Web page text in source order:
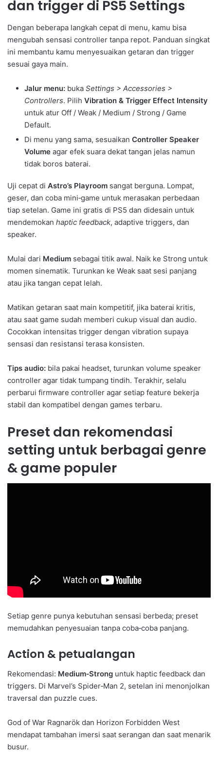
dan trigger di PS5 Settings
Dengan beberapa langkah cepat di menu, kamu bisa
mengubah sensasi controller tanpa repot. Panduan singkat
ini membantu kamu menyesuaikan getaran dan trigger
sesuai gaya main.
Jalur menu: buka Settings > Accessories >
Controllers. Pilih Vibration & Trigger Effect Intensity
untuk atur Off / Weak / Medium / Strong / Game
Default.
Di menu yang sama, sesuaikan Controller Speaker
Volume agar efek suara dekat tangan jelas namun
tidak boros baterai.
Uji cepat di Astro’s Playroom sangat berguna. Lompat,
geser, dan coba mini‑game untuk merasakan perbedaan
tiap setelan. Game ini gratis di PS5 dan didesain untuk
mendemokan haptic feedback, adaptive triggers, dan
speaker.
Mulai dari Medium sebagai titik awal. Naik ke Strong untuk
momen sinematik. Turunkan ke Weak saat sesi panjang
atau jika tangan cepat lelah.
Matikan getaran saat main kompetitif, jika baterai kritis,
atau saat game sudah memberi cukup visual dan audio.
Cocokkan intensitas trigger dengan vibration supaya
sensasi dan resistansi terasa konsisten.
Tips audio: bila pakai headset, turunkan volume speaker
controller agar tidak tumpang tindih. Terakhir, selalu
perbarui firmware controller agar setiap feature bekerja
stabil dan kompatibel dengan games terbaru.
Preset dan rekomendasi
setting untuk berbagai genre
& game populer
Setiap genre punya kebutuhan sensasi berbeda; preset
memudahkan penyesuaian tanpa coba‑coba panjang.
Action & petualangan
Rekomendasi: Medium‑Strong untuk haptic feedback dan
triggers. Di Marvel’s Spider‑Man 2, setelan ini menonjolkan
traversal dan puzzle cues.
God of War Ragnarök dan Horizon Forbidden West
mendapat tambahan imersi saat serangan dan saat menarik
busur.